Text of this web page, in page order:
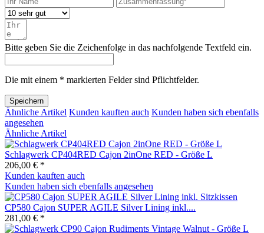
Bitte geben Sie die Zeichenfolge in das nachfolgende Textfeld ein.
Die mit einem * markierten Felder sind Pflichtfelder.
Speichern
Ähnliche Artikel Kunden kauften auch Kunden haben sich ebenfalls
angesehen
Ähnliche Artikel
Schlagwerk CP404RED Cajon 2inOne RED - Größe L
206,00 € *
Kunden kauften auch
Kunden haben sich ebenfalls angesehen
CP580 Cajon SUPER AGILE Silver Lining inkl....
281,00 € *